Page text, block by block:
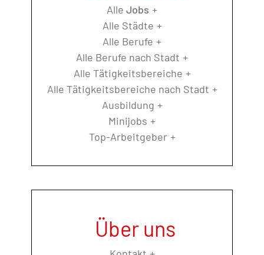
Alle Jobs
Alle Städte
Alle Berufe
Alle Berufe nach Stadt
Alle Tätigkeitsbereiche
Alle Tätigkeitsbereiche nach Stadt
Ausbildung
Minijobs
Top-Arbeitgeber
Über uns